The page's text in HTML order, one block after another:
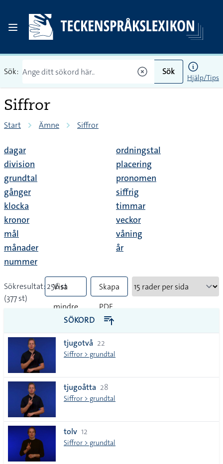
Sök: Sök
Hjälp/Tips
Siffror
Start Ämne Siffror
dagar
division
grundtal
gånger
klocka
kronor
mål
månader
nummer
ordningstal
placering
pronomen
siffrig
timmar
veckor
våning
år
Sökresultat: 256 st
(377 st)
Visa
mindre
tecken
Skapa
PDF
SÖKORD
tjugotvå 22
Siffror > grundtal
tjugoåtta 28
Siffror > grundtal
tolv 12
Siffror > grundtal